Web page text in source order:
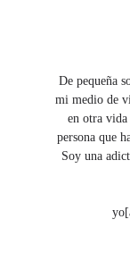
De pequeña
mi medio de
en otra
persona que
Soy una